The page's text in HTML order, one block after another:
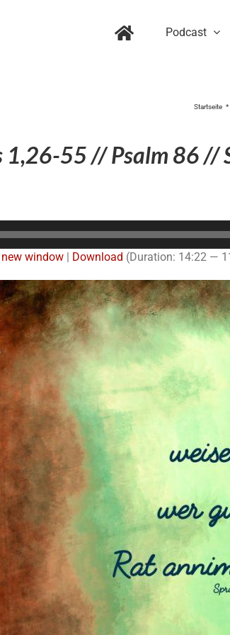
Podcast
Startseite
55 // Psalm 86 //
Audio-
window | Download (Duration: 14:22 —